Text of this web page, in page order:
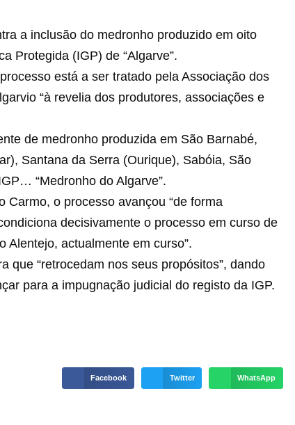
a inclusão do medronho produzido em oito
Protegida (IGP) de “Algarve”.
está a ser tratado pela Associação dos
“à revelia dos produtores, associações e
de medronho produzida em São Barnabé,
Santana da Serra (Ourique), Sabóia, São
“Medronho do Algarve”.
Carmo, o processo avançou “de forma
decisivamente o processo em curso de
Alentejo, actualmente em curso”.
que “retrocedam nos seus propósitos”, dando
para a impugnação judicial do registo da IGP.
Facebook Twitter WhatsApp